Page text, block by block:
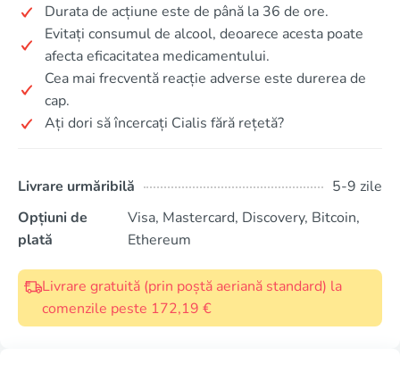
Durata de acțiune este de până la 36 de ore.
Evitați consumul de alcool, deoarece acesta poate
afecta eficacitatea medicamentului.
Cea mai frecventă reacție adverse este durerea de
cap.
Ați dori să încercați Cialis fără rețetă?
Livrare urmăribilă
5-9 zile
Opțiuni de
plată
Visa, Mastercard, Discovery, Bitcoin,
Ethereum
Livrare gratuită (prin poștă aeriană standard) la
comenzile peste 172,19 €